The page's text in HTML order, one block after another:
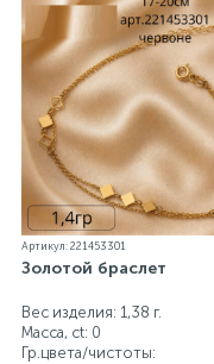
Артикул: 221453301
Золотой браслет
Вес изделия: 1,38 г.
Масса, ct: 0
Гр.цвета/чистоты: